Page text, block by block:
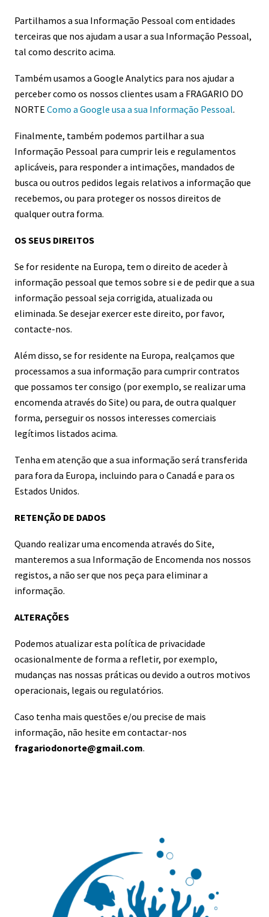
Partilhamos a sua Informação Pessoal com entidades
terceiras que nos ajudam a usar a sua Informação Pessoal,
tal como descrito acima.
Também usamos a Google Analytics para nos ajudar a
perceber como os nossos clientes usam a FRAGARIO DO
NORTE Como a Google usa a sua Informação Pessoal.
Finalmente, também podemos partilhar a sua
Informação Pessoal para cumprir leis e regulamentos
aplicáveis, para responder a intimações, mandados de
busca ou outros pedidos legais relativos a informação que
recebemos, ou para proteger os nossos direitos de
qualquer outra forma.
OS SEUS DIREITOS
Se for residente na Europa, tem o direito de aceder à
informação pessoal que temos sobre si e de pedir que a sua
informação pessoal seja corrigida, atualizada ou
eliminada. Se desejar exercer este direito, por favor,
contacte-nos.
Além disso, se for residente na Europa, realçamos que
processamos a sua informação para cumprir contratos
que possamos ter consigo (por exemplo, se realizar uma
encomenda através do Site) ou para, de outra qualquer
forma, perseguir os nossos interesses comerciais
legítimos listados acima.
Tenha em atenção que a sua informação será transferida
para fora da Europa, incluindo para o Canadá e para os
Estados Unidos.
RETENÇÃO DE DADOS
Quando realizar uma encomenda através do Site,
manteremos a sua Informação de Encomenda nos nossos
registos, a não ser que nos peça para eliminar a
informação.
ALTERAÇÕES
Podemos atualizar esta política de privacidade
ocasionalmente de forma a refletir, por exemplo,
mudanças nas nossas práticas ou devido a outros motivos
operacionais, legais ou regulatórios.
Caso tenha mais questões e/ou precise de mais
informação, não hesite em contactar-nos
fragariodonorte@gmail.com.